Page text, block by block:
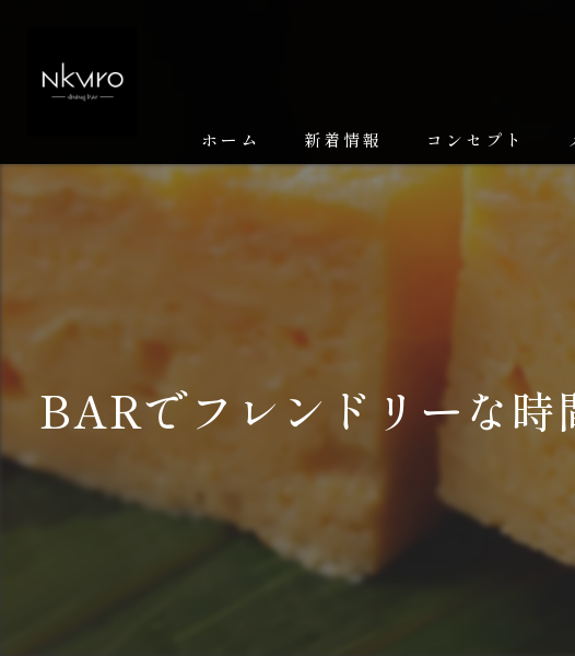
ホーム 新着情報 コンセプト
BARでフレンドリーな時